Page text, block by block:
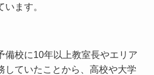
ます。
備校に10年以上教室長やエリア
していたことから、高校や大学